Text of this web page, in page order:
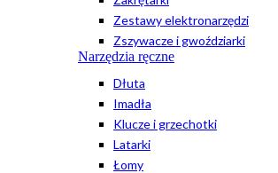
Zestawy elektronarzędzi
Zszywacze i gwoździarki
Narzędzia ręczne
Dłuta
Imadła
Klucze i grzechotki
Latarki
Łomy